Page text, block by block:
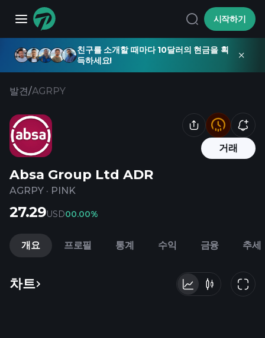
시작하기
친구를 소개할 때마다 10달러의 현금을 획
득하세요!
발견/AGRPY
거래
Absa Group Ltd ADR
AGRPY · PINK
27.29USD00.00%
개요 프로필 통계 수익 금융 추세
차트